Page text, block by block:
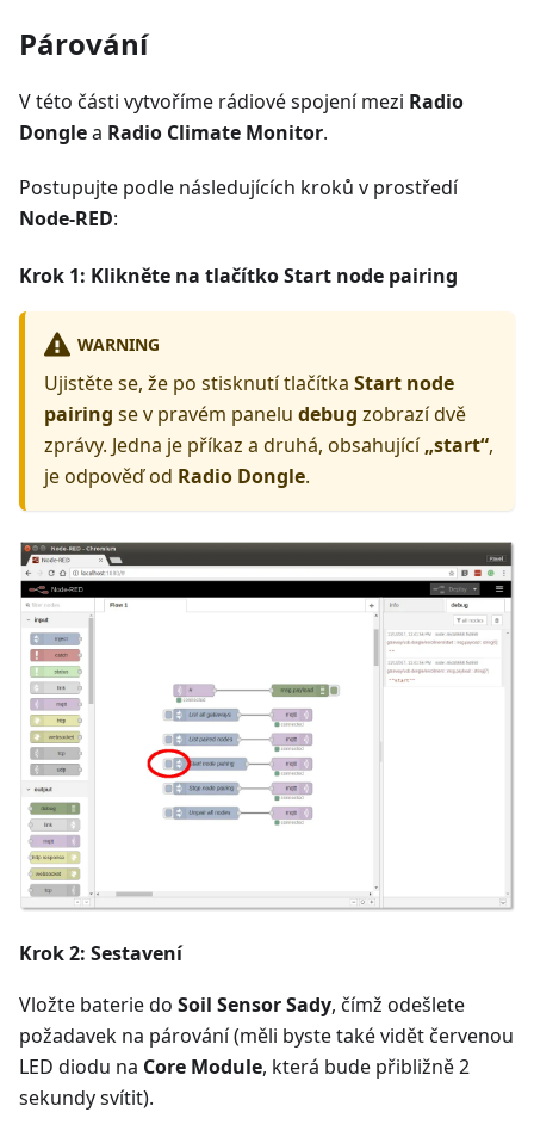
Párování
V této části vytvoříme rádiové spojení mezi Radio
Donglea Radio Climate Monitor.
Postupujte podle následujících kroků v prostředí
Node-RED:
Krok 1: Klikněte na tlačítkoStart node pairing
WARNING
Ujistěte se, že po stisknutí tlačítka Start node
pairing se v pravém panelu debug zobrazí dvě
zprávy. Jedna je příkaz a druhá, obsahující„start“,
je odpověď od Radio Dongle.
Krok 2: Sestavení
Vložte baterie do Soil Sensor Sady, čímž odešlete
požadavek na párování (měli byste také vidět červenou
LED diodu na Core Module, která bude přibližně 2
sekundy svítit).